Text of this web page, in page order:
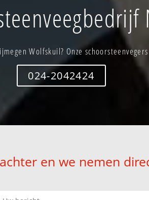
Wolfskuil? Onze
024-2042424
en we nemen